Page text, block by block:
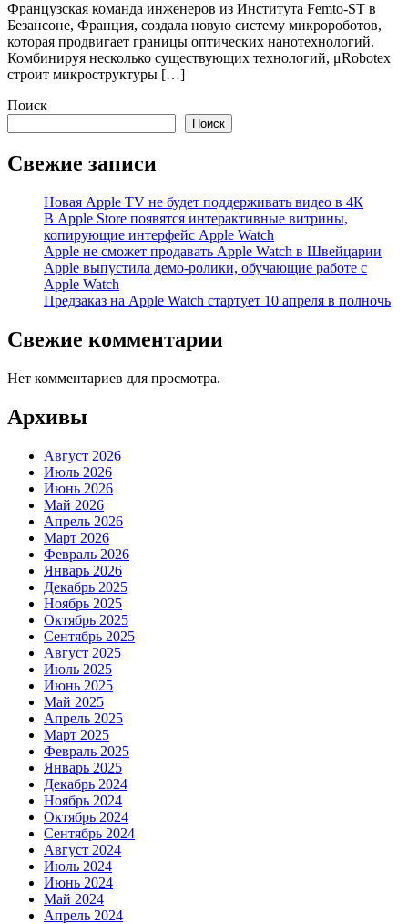
Французская команда инженеров из Института Femto-ST в
Безансоне, Франция, создала новую систему микророботов,
которая продвигает границы оптических нанотехнологий.
Комбинируя несколько существующих технологий, μRobotex
строит микроструктуры […]
Поиск
Поиск
Свежие записи
Новая Apple TV не будет поддерживать видео в 4К
В Apple Store появятся интерактивные витрины,
копирующие интерфейс Apple Watch
Apple не сможет продавать Apple Watch в Швейцарии
Apple выпустила демо-ролики, обучающие работе с
Apple Watch
Предзаказ на Apple Watch стартует 10 апреля в полночь
Свежие комментарии
Нет комментариев для просмотра.
Архивы
Август 2026
Июль 2026
Июнь 2026
Май 2026
Апрель 2026
Март 2026
Февраль 2026
Январь 2026
Декабрь 2025
Ноябрь 2025
Октябрь 2025
Сентябрь 2025
Август 2025
Июль 2025
Июнь 2025
Май 2025
Апрель 2025
Март 2025
Февраль 2025
Январь 2025
Декабрь 2024
Ноябрь 2024
Октябрь 2024
Сентябрь 2024
Август 2024
Июль 2024
Июнь 2024
Май 2024
Апрель 2024